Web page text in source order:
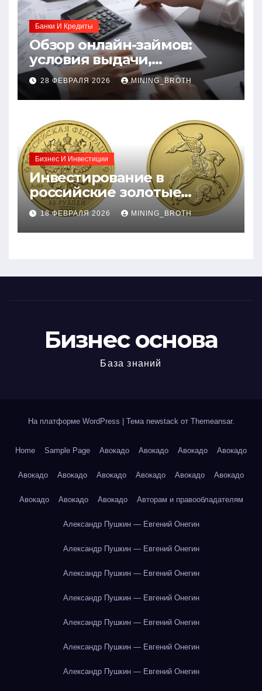
Банки И Кредиты
Обзор онлайн-займов:
условия выдачи,
процентные ставки и
требования к заемщикам
28 ФЕВРАЛЯ 2026 MINING_BROTH
Бизнес И Инвестиции
Инвестирование в
российские золотые
монеты: подробное
руководство
18 ФЕВРАЛЯ 2026 MINING_BROTH
Бизнес основа
База знаний
На платформе WordPress Тема newstack от Themeansar.
Home Sample Page Авокадо Авокадо Авокадо Авокадо
Авокадо Авокадо Авокадо Авокадо Авокадо Авокадо
Авокадо Авокадо Авокадо Авторам и правообладателям
Александр Пушкин — Евгений Онегин
Александр Пушкин — Евгений Онегин
Александр Пушкин — Евгений Онегин
Александр Пушкин — Евгений Онегин
Александр Пушкин — Евгений Онегин
Александр Пушкин — Евгений Онегин
Александр Пушкин — Евгений Онегин